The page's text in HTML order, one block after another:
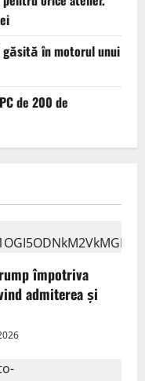
găsită în motorul unui
de 200 de
împotriva
admiterea și